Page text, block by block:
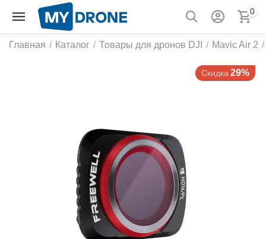
0
Главная / Каталог / Товары для дронов DJI / Mavic Air 2 /
Скидка 29%